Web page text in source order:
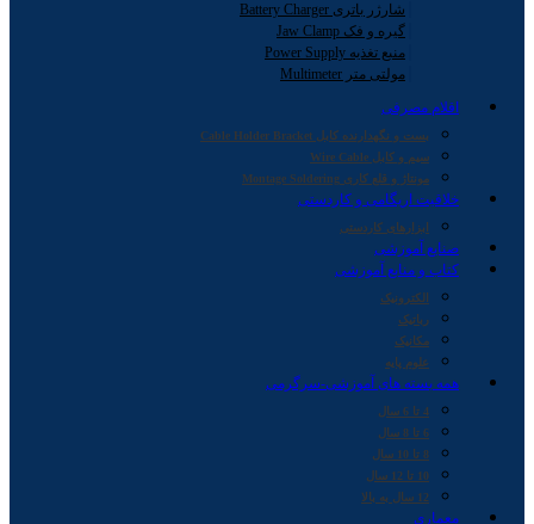
شارژر باتری Battery Charger
گیره و فک Jaw Clamp
منبع تغذیه Power Supply
مولتی متر Multimeter
اقلام مصرفی
بست و نگهدارنده کابل Cable Holder Bracket
سیم و کابل Wire Cable
مونتاژ و قلع کاری Montage Soldering
خلاقیت اریگامی و کاردستی
ابزارهای کاردستی
صنایع آموزشی
کتاب و منابع آموزشی
الکترونیک
رباتیک
مکانیک
علوم پایه
همه بسته های آموزشی-سرگرمی
4 تا 6 سال
6 تا 8 سال
8 تا 10 سال
10 تا 12 سال
12 سال به بالا
معماری